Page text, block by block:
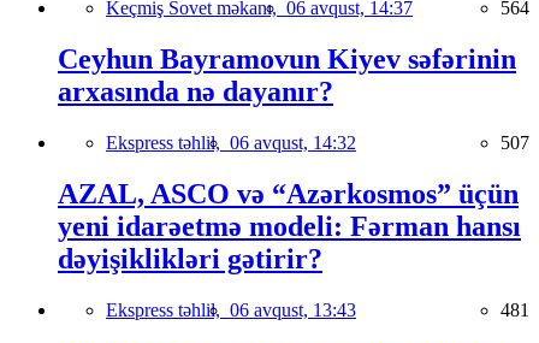
Keçmiş Sovet məkanı, 06 avqust, 14:37 564
Ceyhun Bayramovun Kiyev səfərinin
arxasında nə dayanır?
Ekspress təhlil, 06 avqust, 14:32 507
AZAL, ASCO və “Azərkosmos” üçün
yeni idarəetmə modeli: Fərman hansı
dəyişiklikləri gətirir?
Ekspress təhlil, 06 avqust, 13:43 481